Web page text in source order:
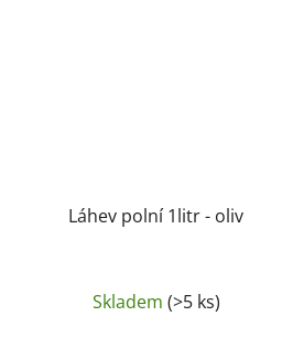
Láhev polní 1litr - oliv
Skladem (>5 ks)